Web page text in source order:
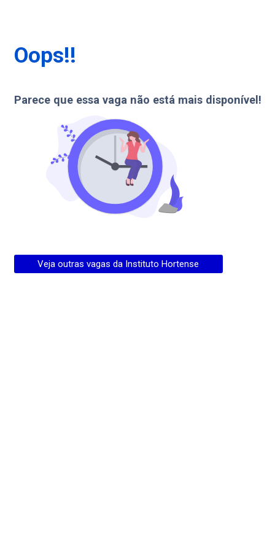
Oops!!
Parece que essa vaga não está mais disponível!
Veja outras vagas da Instituto Hortense